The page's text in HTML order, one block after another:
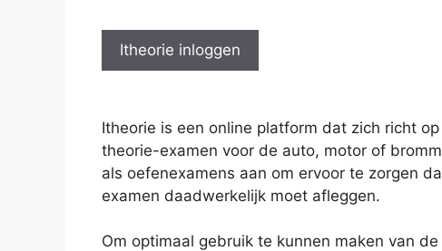
Itheorie inloggen
Itheorie is een online platform dat zich richt
theorie-examen voor de auto, motor of
als oefenexamens aan om ervoor te zorgen
examen daadwerkelijk moet afleggen.
Om optimaal gebruik te kunnen maken van